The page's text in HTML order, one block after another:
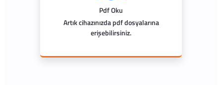
Pdf Oku
Artık cihazınızda pdf dosyalarına
erişebilirsiniz.